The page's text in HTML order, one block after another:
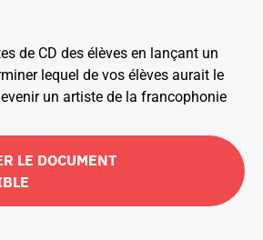
de CD des élèves en lançant un
lequel de vos élèves aurait le
un artiste de la francophonie
LE DOCUMENT